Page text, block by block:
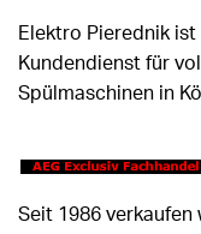
Elektro Pierednik ist
Kundendienst für
Spülmaschinen in
Seit 1986 verkaufen